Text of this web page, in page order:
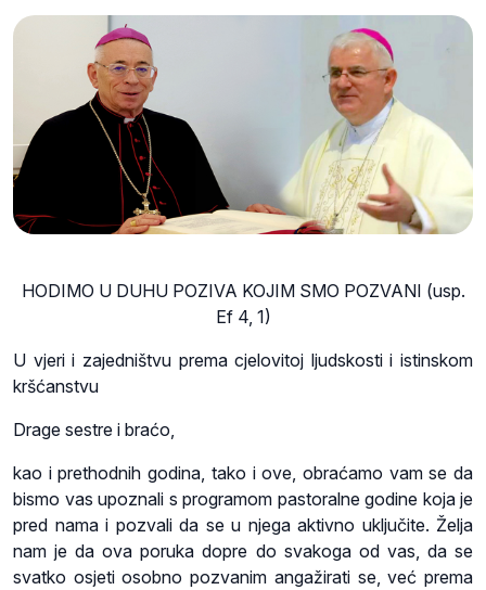
HODIMO U DUHU POZIVA KOJIM SMO POZVANI (usp.
Ef 4, 1)
U vjeri i zajedništvu prema cjelovitoj ljudskosti i istinskom
kršćanstvu
Drage sestre i braćo,
kao i prethodnih godina, tako i ove, obraćamo vam se da
bismo vas upoznali s programom pastoralne godine koja je
pred nama i pozvali da se u njega aktivno uključite. Želja
nam je da ova poruka dopre do svakoga od vas, da se
svatko osjeti osobno pozvanim angažirati se, već prema